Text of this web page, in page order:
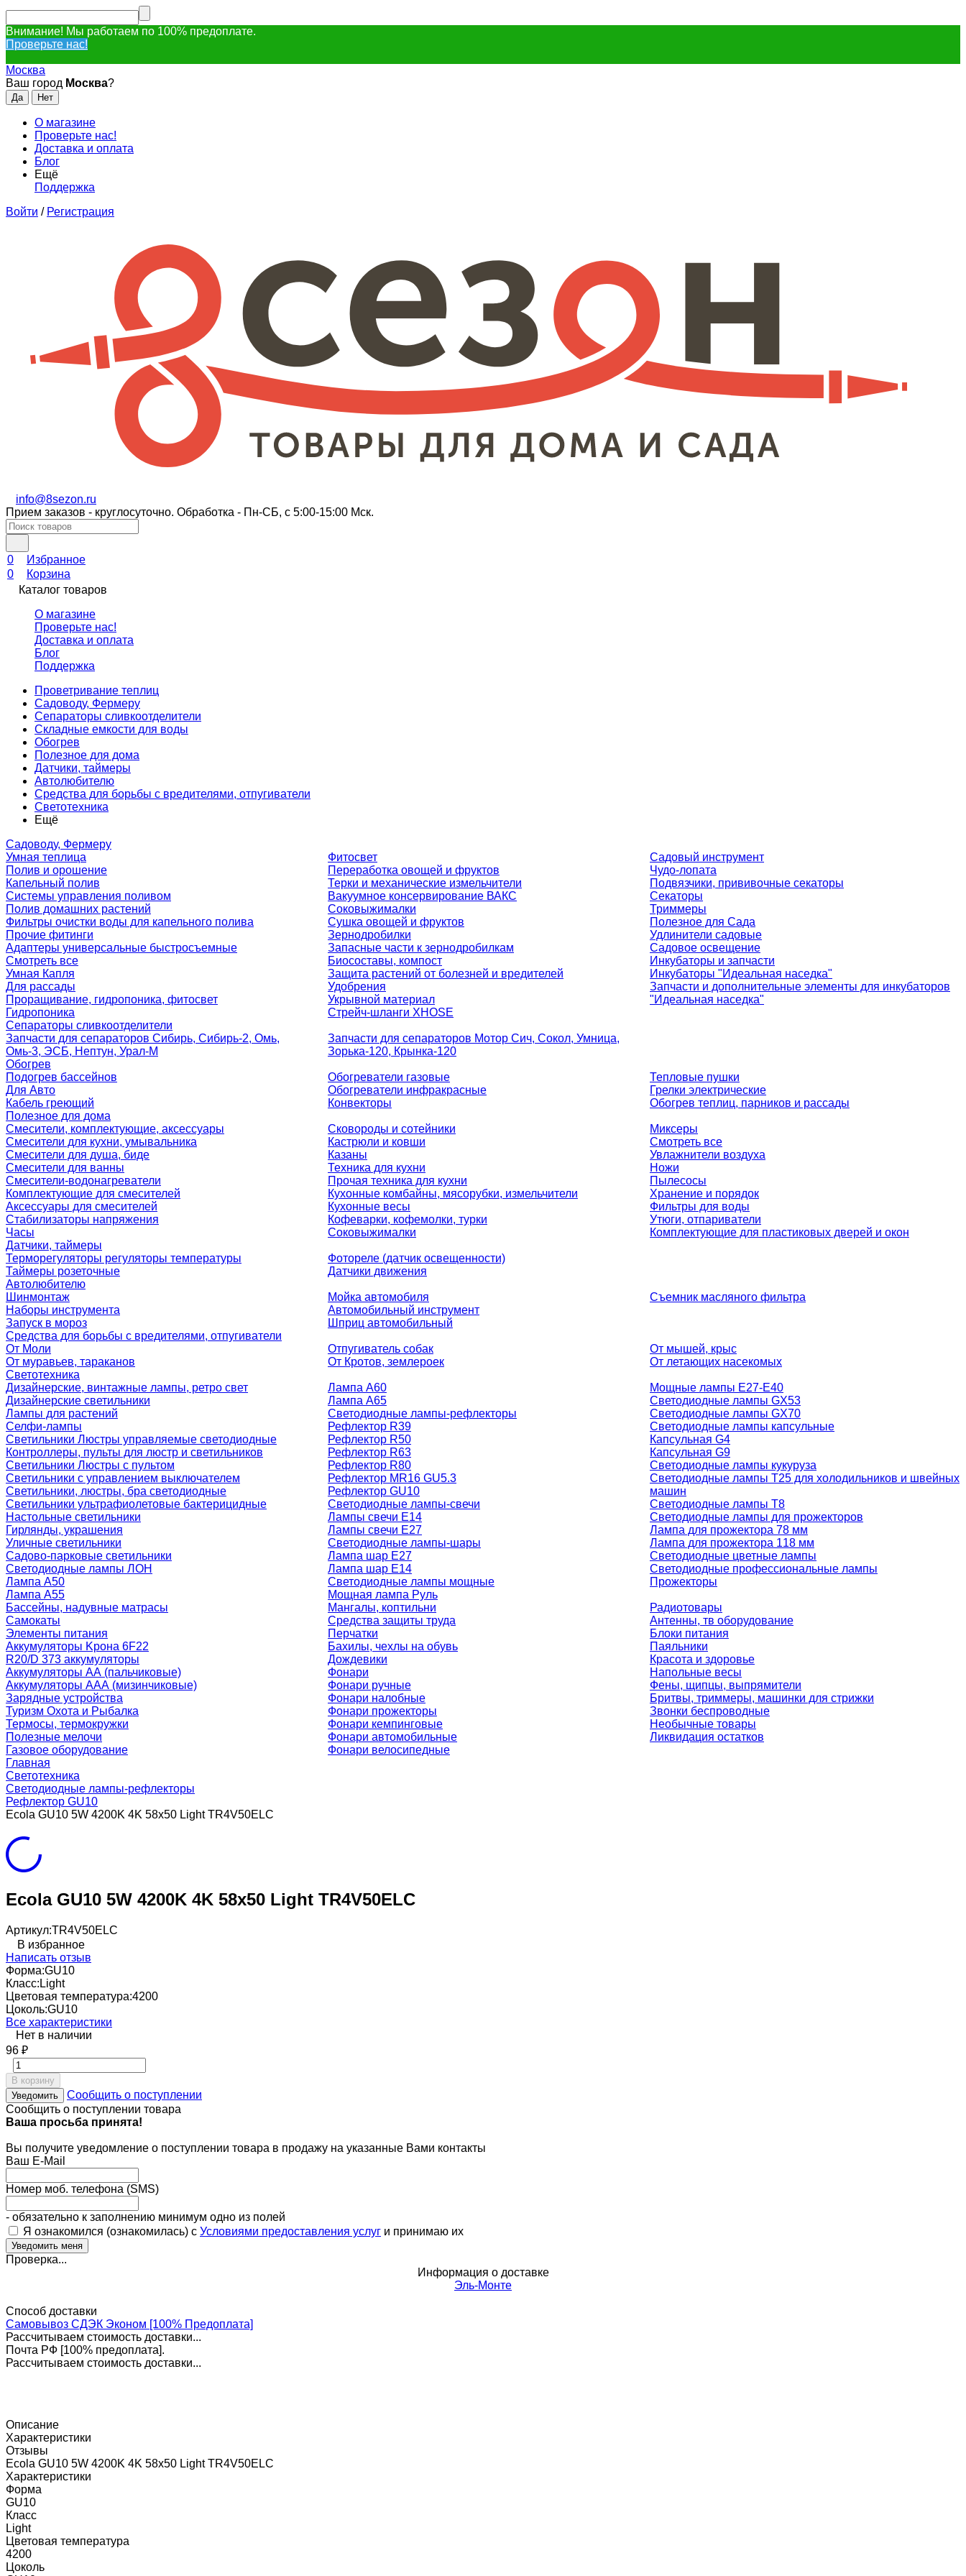
Внимание! Мы работаем по 100% предоплате.
Проверьте нас!
Москва
Ваш город Москва?
О магазине
Проверьте нас!
Доставка и оплата
Блог
Ещё
Поддержка
Войти / Регистрация
info@8sezon.ru
Прием заказов - круглосуточно. Обработка - Пн-СБ, с 5:00-15:00 Мск.
0
Избранное
0
Корзина
Каталог товаров
О магазине
Проверьте нас!
Доставка и оплата
Блог
Поддержка
Проветривание теплиц
Садоводу, Фермеру
Сепараторы сливкоотделители
Складные емкости для воды
Обогрев
Полезное для дома
Датчики, таймеры
Автолюбителю
Средства для борьбы с вредителями, отпугиватели
Светотехника
Ещё
Садоводу, Фермеру
Умная теплица
Полив и орошение
Капельный полив
Системы управления поливом
Полив домашних растений
Фильтры очистки воды для капельного полива
Прочие фитинги
Адаптеры универсальные быстросъемные
Смотреть все
Умная Капля
Для рассады
Проращивание, гидропоника, фитосвет
Гидропоника
Фитосвет
Переработка овощей и фруктов
Терки и механические измельчители
Вакуумное консервирование ВАКС
Соковыжималки
Сушка овощей и фруктов
Зернодробилки
Запасные части к зернодробилкам
Биосоставы, компост
Защита растений от болезней и вредителей
Удобрения
Укрывной материал
Стрейч-шланги XHOSE
Садовый инструмент
Чудо-лопата
Подвязчики, прививочные секаторы
Секаторы
Триммеры
Полезное для Сада
Удлинители садовые
Садовое освещение
Инкубаторы и запчасти
Инкубаторы "Идеальная наседка"
Запчасти и дополнительные элементы для инкубаторов
"Идеальная наседка"
Сепараторы сливкоотделители
Запчасти для сепараторов Сибирь, Сибирь-2, Омь,
Омь-3, ЭСБ, Нептун, Урал-М
Запчасти для сепараторов Мотор Сич, Сокол, Умница,
Зорька-120, Крынка-120
Обогрев
Подогрев бассейнов
Для Авто
Кабель греющий
Обогреватели газовые
Обогреватели инфракрасные
Конвекторы
Тепловые пушки
Грелки электрические
Обогрев теплиц, парников и рассады
Полезное для дома
Смесители, комплектующие, аксессуары
Смесители для кухни, умывальника
Смесители для душа, биде
Смесители для ванны
Смесители-водонагреватели
Комплектующие для смесителей
Аксессуары для смесителей
Стабилизаторы напряжения
Часы
Сковороды и сотейники
Кастрюли и ковши
Казаны
Техника для кухни
Прочая техника для кухни
Кухонные комбайны, мясорубки, измельчители
Кухонные весы
Кофеварки, кофемолки, турки
Соковыжималки
Миксеры
Смотреть все
Увлажнители воздуха
Ножи
Пылесосы
Хранение и порядок
Фильтры для воды
Утюги, отпариватели
Комплектующие для пластиковых дверей и окон
Датчики, таймеры
Терморегуляторы регуляторы температуры
Таймеры розеточные
Фотореле (датчик освещенности)
Датчики движения
Автолюбителю
Шинмонтаж
Наборы инструмента
Запуск в мороз
Мойка автомобиля
Автомобильный инструмент
Шприц автомобильный
Съемник масляного фильтра
Средства для борьбы с вредителями, отпугиватели
От Моли
От муравьев, тараканов
Отпугиватель собак
От Кротов, землероек
От мышей, крыс
От летающих насекомых
Светотехника
Дизайнерские, винтажные лампы, ретро свет
Дизайнерские светильники
Лампы для растений
Селфи-лампы
Светильники Люстры управляемые светодиодные
Контроллеры, пульты для люстр и светильников
Светильники Люстры с пультом
Светильники с управлением выключателем
Светильники, люстры, бра светодиодные
Светильники ультрафиолетовые бактерицидные
Настольные светильники
Гирлянды, украшения
Уличные светильники
Садово-парковые светильники
Светодиодные лампы ЛОН
Лампа A50
Лампа A55
Лампа A60
Лампа A65
Светодиодные лампы-рефлекторы
Рефлектор R39
Рефлектор R50
Рефлектор R63
Рефлектор R80
Рефлектор MR16 GU5.3
Рефлектор GU10
Светодиодные лампы-свечи
Лампы свечи Е14
Лампы свечи Е27
Светодиодные лампы-шары
Лампа шар E27
Лампа шар Е14
Светодиодные лампы мощные
Мощная лампа Руль
Мощные лампы E27-E40
Светодиодные лампы GX53
Светодиодные лампы GX70
Светодиодные лампы капсульные
Капсульная G4
Капсульная G9
Светодиодные лампы кукуруза
Светодиодные лампы T25 для холодильников и швейных
машин
Светодиодные лампы T8
Светодиодные лампы для прожекторов
Лампа для прожектора 78 мм
Лампа для прожектора 118 мм
Светодиодные цветные лампы
Светодиодные профессиональные лампы
Прожекторы
Бассейны, надувные матрасы
Самокаты
Элементы питания
Аккумуляторы Kрона 6F22
R20/D 373 аккумуляторы
Аккумуляторы AA (пальчиковые)
Аккумуляторы AAA (мизинчиковые)
Зарядные устройства
Туризм Охота и Рыбалка
Термосы, термокружки
Полезные мелочи
Газовое оборудование
Мангалы, коптильни
Средства защиты труда
Перчатки
Бахилы, чехлы на обувь
Дождевики
Фонари
Фонари ручные
Фонари налобные
Фонари прожекторы
Фонари кемпинговые
Фонари автомобильные
Фонари велосипедные
Радиотовары
Антенны, тв оборудование
Блоки питания
Паяльники
Красота и здоровье
Напольные весы
Фены, щипцы, выпрямители
Бритвы, триммеры, машинки для стрижки
Звонки беспроводные
Необычные товары
Ликвидация остатков
Главная
Светотехника
Светодиодные лампы-рефлекторы
Рефлектор GU10
Ecola GU10 5W 4200K 4K 58x50 Light TR4V50ELC
Ecola GU10 5W 4200K 4K 58x50 Light TR4V50ELC
Артикул:TR4V50ELC
В избранное
Написать отзыв
Форма:GU10
Класс: Light
Цветовая температура:4200
Цоколь:GU10
Все характеристики
Нет в наличии
96 ₽
В корзину
Уведомить
Сообщить о поступлении
Сообщить о поступлении товара
Ваша просьба принята!
Вы получите уведомление о поступлении товара в продажу на указанные Вами контакты
Ваш E-Mail
Номер моб. телефона (SMS)
- обязательно к заполнению минимум одно из полей
Я ознакомился (ознакомилась) с Условиями предоставления услуг и принимаю их
Проверка...
Информация о доставке
Эль-Монте
Способ доставки
Самовывоз СДЭК Эконом [100% Предоплата]
Рассчитываем стоимость доставки...
Почта РФ [100% предоплата].
Рассчитываем стоимость доставки...
Описание
Характеристики
Отзывы
Ecola GU10 5W 4200K 4K 58x50 Light TR4V50ELC
Характеристики
Форма
GU10
Класс
Light
Цветовая температура
4200
Цоколь